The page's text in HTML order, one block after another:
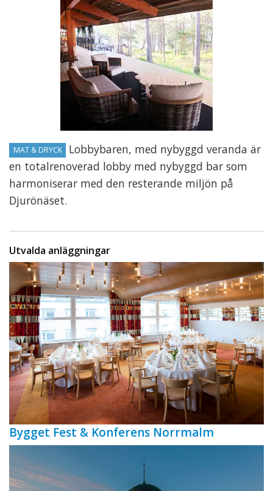
MAT & DRYCK
Lobbybaren, med nybyggd veranda är
en totalrenoverad lobby med nybyggd bar som
harmoniserar med den resterande miljön på
Djurönäset.
Utvalda anläggningar
Bygget Fest & Konferens Norrmalm